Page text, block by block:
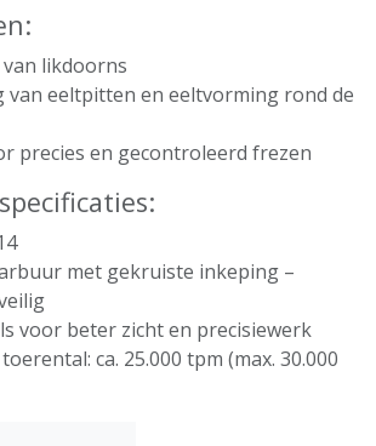
likdoorns
van eeltpitten en eeltvorming rond de
precies en gecontroleerd frezen
met gekruiste inkeping –
voor beter zicht en precisiewerk
ca. 25.000 tpm (max. 30.000